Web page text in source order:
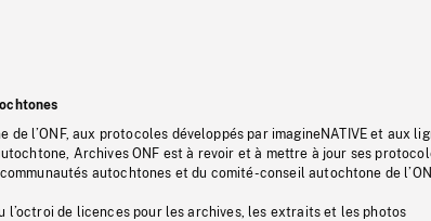
de l’ONF, aux protocoles développés par imagineNATIVE et aux
Archives ONF est à revoir et à mettre à jour ses
autochtones et du comité-conseil autochtone de
l’octroi de licences pour les archives, les extraits et les photos